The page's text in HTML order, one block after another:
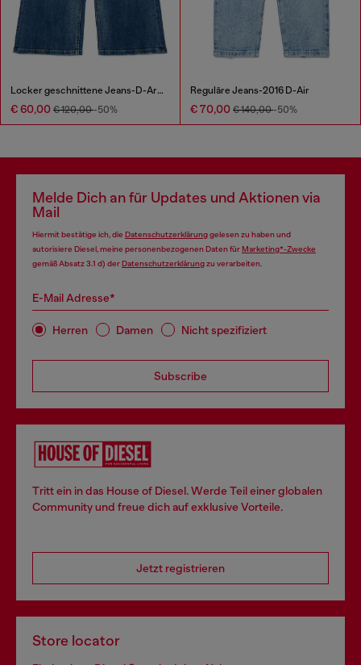
Locker geschnittene Jeans-D-Argjx
€ 60,00 € 120,00-50%
Reguläre Jeans-2016 D-Air
€ 70,00 € 140,00-50%
Melde Dich an für Updates und Aktionen via
Mail
Hiermit bestätige ich, die Datenschutzerklärunggelesen zu haben und
autorisiere Diesel, meine personenbezogenen Daten fürMarketing*-Zwecke
gemäß Absatz 3.1 d) derDatenschutzerklärungzu verarbeiten.
E-Mail Adresse*
Herren Damen Nicht spezifiziert
Subscribe
Tritt ein in das House of Diesel. Werde Teil einer globalen
Community und freue dich auf exklusive Vorteile.
Jetzt registrieren
Store locator